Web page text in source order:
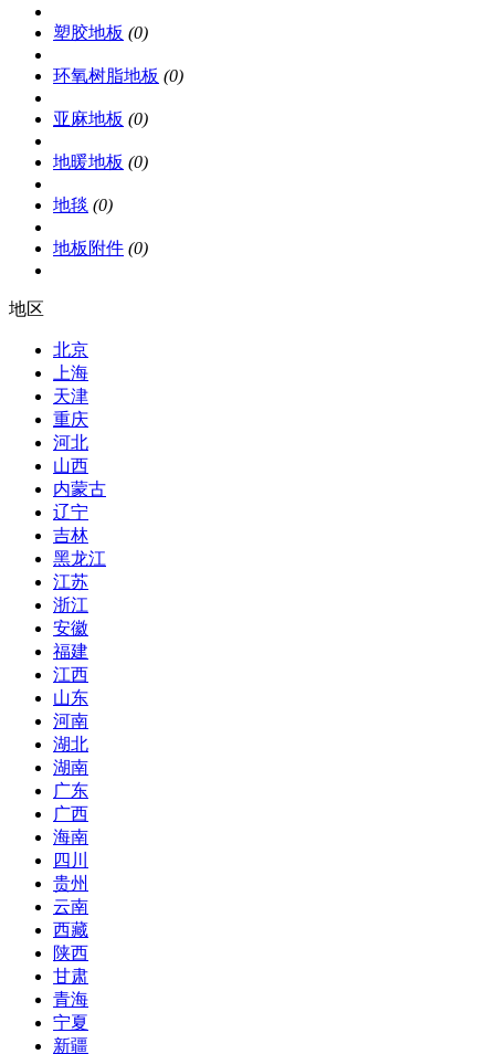
塑胶地板 (0)
环氧树脂地板 (0)
亚麻地板 (0)
地暖地板 (0)
地毯 (0)
地板附件 (0)
地区
北京
上海
天津
重庆
河北
山西
内蒙古
辽宁
吉林
黑龙江
江苏
浙江
安徽
福建
江西
山东
河南
湖北
湖南
广东
广西
海南
四川
贵州
云南
西藏
陕西
甘肃
青海
宁夏
新疆